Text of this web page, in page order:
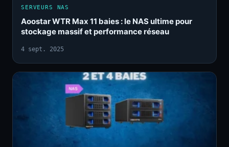
SERVEURS NAS
Aoostar WTR Max 11 baies : le NAS ultime pour
stockage massif et performance réseau
4 sept. 2025